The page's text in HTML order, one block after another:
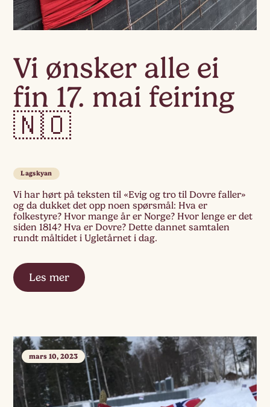
Vi ønsker alle ei
fin 17. mai feiring
🇳🇴
Lagskyan
Vi har hørt på teksten til «Evig og tro til Dovre faller»
og da dukket det opp noen spørsmål: Hva er
folkestyre? Hvor mange år er Norge? Hvor lenge er det
siden 1814? Hva er Dovre? Dette dannet samtalen
rundt måltidet i Ugletårnet i dag.
Les mer
mars 10, 2023